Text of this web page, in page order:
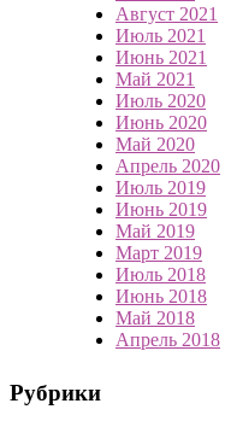
Август 2021
Июль 2021
Июнь 2021
Май 2021
Июль 2020
Июнь 2020
Май 2020
Апрель 2020
Июль 2019
Июнь 2019
Май 2019
Март 2019
Июль 2018
Июнь 2018
Май 2018
Апрель 2018
Рубрики